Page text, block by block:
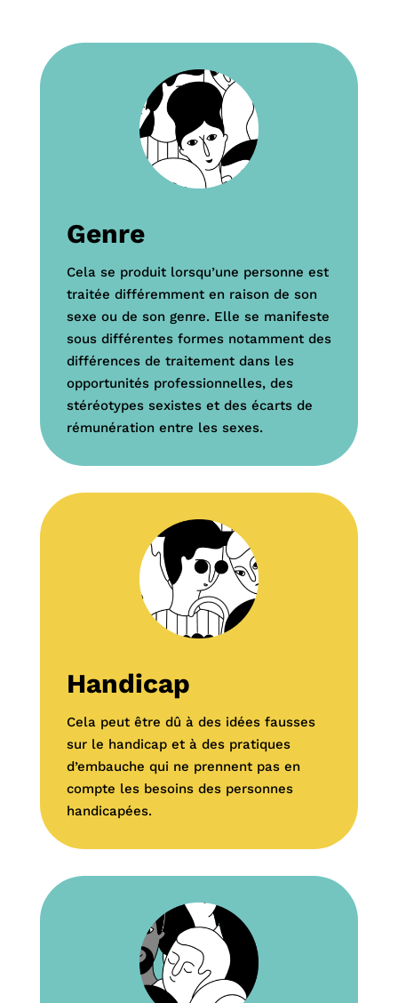
Genre
Cela se produit lorsqu’une personne est
traitée différemment en raison de son
sexe ou de son genre. Elle se manifeste
sous différentes formes notamment des
différences de traitement dans les
opportunités professionnelles, des
stéréotypes sexistes et des écarts de
rémunération entre les sexes.
Handicap
Cela peut être dû à des idées fausses
sur le handicap et à des pratiques
d’embauche qui ne prennent pas en
compte les besoins des personnes
handicapées.